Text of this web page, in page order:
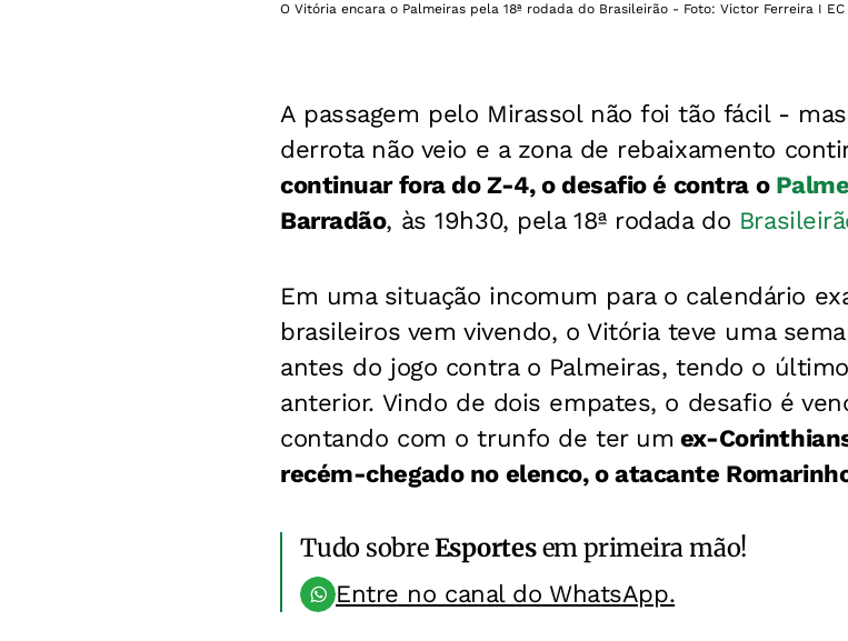
O Vitória encara o Palmeiras pela 18ª rodada do Brasileirão - Foto: Victor Ferreira I
A passagem pelo Mirassol não foi tão fácil -
derrota não veio e a zona de rebaixamento
continuar fora do Z-4, o desafio é contra o
Barradão, às 19h30, pela 18ª rodada do
Em uma situação incomum para o calendário
brasileiros vem vivendo, o Vitória teve uma
antes do jogo contra o Palmeiras, tendo o
anterior. Vindo de dois empates, o desafio é
contando com o trunfo de ter um ex-
recém-chegado no elenco, o atacante
Tudo sobreEsportesem primeira mão!
Entre no canal do WhatsApp.